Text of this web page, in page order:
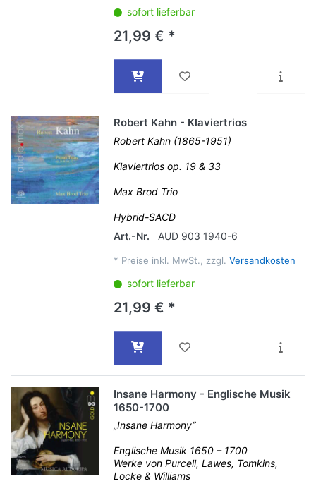
sofort lieferbar
21,99 € *
Robert Kahn - Klaviertrios
Robert Kahn (1865-1951)
Klaviertrios op. 19 & 33
Max Brod Trio
Hybrid-SACD
Art.-Nr.
AUD 903 1940-6
* Preise inkl. MwSt., zzgl. Versandkosten
sofort lieferbar
21,99 € *
Insane Harmony - Englische Musik
1650-1700
„Insane Harmony“
Englische Musik 1650 – 1700
Werke von Purcell, Lawes, Tomkins,
Locke & Williams